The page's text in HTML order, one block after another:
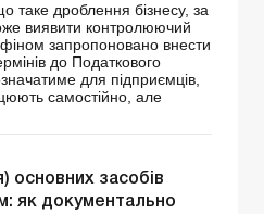
таке дроблення бізнесу, за
виявити контролюючий
запропоновано внести
до Податкового
для підприємців,
самостійно, але
основних засобів
як документально